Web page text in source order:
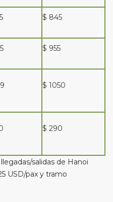
$ 845
$ 955
$ 1050
$ 290
llegadas/salidas de Hanoi
USD/pax y tramo